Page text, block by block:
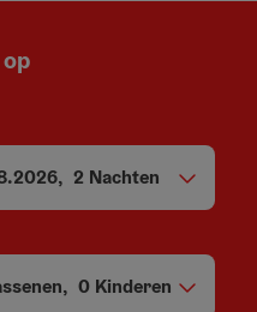
, 2 Nachten
, 0 Kinderen